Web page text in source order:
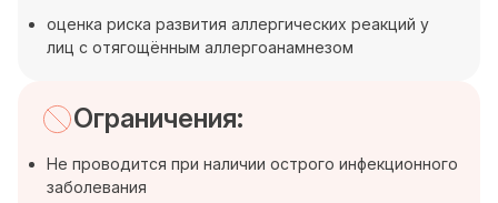
оценка риска развития аллергических реакций у
лиц с отягощённым аллергоанамнезом
Ограничения:
Не проводится при наличии острого инфекционного
заболевания